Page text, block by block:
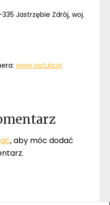
Jastrzębie Zdrój, woj.
www.vistula.pl
, aby móc dodać